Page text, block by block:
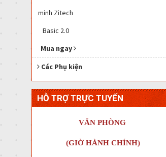
minh Zitech
Basic 2.0
Mua ngay
Các Phụ kiện
HỖ TRỢ TRỰC TUYẾN
VĂN PHÒNG
(GIỜ HÀNH CHÍNH)